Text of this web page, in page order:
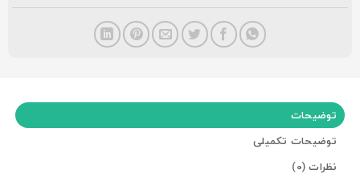
توضیحات
توضیحات تکمیلی
نظرات (0)